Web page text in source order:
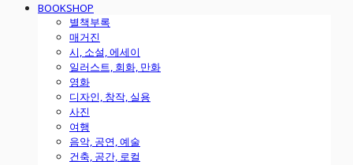
BOOKSHOP
별책부록
매거진
시, 소설, 에세이
일러스트, 회화, 만화
영화
디자인, 창작, 실용
사진
여행
음악, 공연, 예술
건축, 공간, 로컬